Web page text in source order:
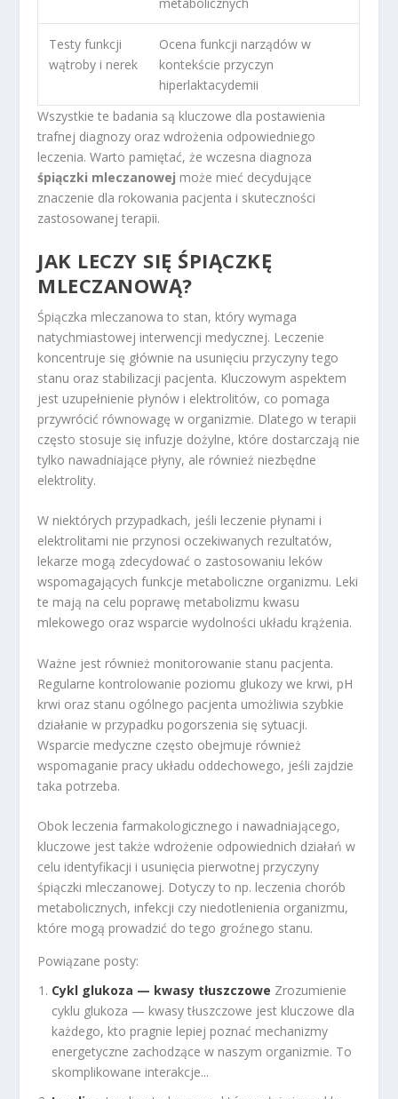
Testy funkcji
wątroby i nerek
Ocena funkcji narządów w
kontekście przyczyn
hiperlaktacydemii
Wszystkie te badania są kluczowe dla postawienia
trafnej diagnozy oraz wdrożenia odpowiedniego
leczenia. Warto pamiętać, że wczesna diagnoza
śpiączki mleczanowej może mieć decydujące
znaczenie dla rokowania pacjenta i skuteczności
zastosowanej terapii.
JAK LECZY SIĘ ŚPIĄCZKĘ
MLECZANOWĄ?
Śpiączka mleczanowa to stan, który wymaga
natychmiastowej interwencji medycznej. Leczenie
koncentruje się głównie na usunięciu przyczyny tego
stanu oraz stabilizacji pacjenta. Kluczowym aspektem
jest uzupełnienie płynów i elektrolitów, co pomaga
przywrócić równowagę w organizmie. Dlatego w terapii
często stosuje się infuzje dożylne, które dostarczają nie
tylko nawadniające płyny, ale również niezbędne
elektrolity.
W niektórych przypadkach, jeśli leczenie płynami i
elektrolitami nie przynosi oczekiwanych rezultatów,
lekarze mogą zdecydować o zastosowaniu leków
wspomagających funkcje metaboliczne organizmu. Leki
te mają na celu poprawę metabolizmu kwasu
mlekowego oraz wsparcie wydolności układu krążenia.
Ważne jest również monitorowanie stanu pacjenta.
Regularne kontrolowanie poziomu glukozy we krwi, pH
krwi oraz stanu ogólnego pacjenta umożliwia szybkie
działanie w przypadku pogorszenia się sytuacji.
Wsparcie medyczne często obejmuje również
wspomaganie pracy układu oddechowego, jeśli zajdzie
taka potrzeba.
Obok leczenia farmakologicznego i nawadniającego,
kluczowe jest także wdrożenie odpowiednich działań w
celu identyfikacji i usunięcia pierwotnej przyczyny
śpiączki mleczanowej. Dotyczy to np. leczenia chorób
metabolicznych, infekcji czy niedotlenienia organizmu,
które mogą prowadzić do tego groźnego stanu.
Powiązane posty:
Cykl glukoza — kwasy tłuszczowe Zrozumienie
cyklu glukoza — kwasy tłuszczowe jest kluczowe dla
każdego, kto pragnie lepiej poznać mechanizmy
energetyczne zachodzące w naszym organizmie. To
skomplikowane interakcje...